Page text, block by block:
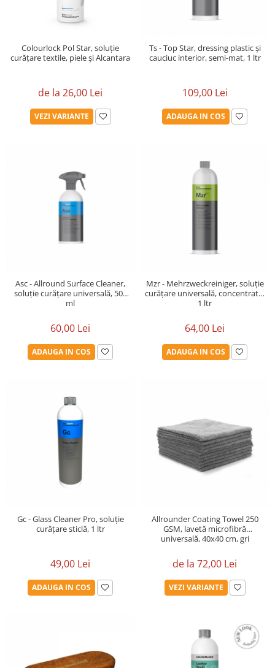
Colourlock Pol Star, soluție
curățare textile, piele și Alcantara
de la 26,00 Lei
VEZI VARIANTE
Ts - Top Star, dressing plastic și
cauciuc interior, semi-mat, 1 ltr
109,00 Lei
ADAUGA IN COS
Asc - Allround Surface Cleaner,
soluție curățare universală, 500
ml
60,00 Lei
ADAUGA IN COS
Mzr - Mehrzweckreiniger, soluție
curățare universală, concentrată,
1 ltr
64,00 Lei
ADAUGA IN COS
Gc - Glass Cleaner Pro, soluție
curățare sticlă, 1 ltr
49,00 Lei
ADAUGA IN COS
Allrounder Coating Towel 250
GSM, lavetă microfibră
universală, 40x40 cm, gri
de la 72,00 Lei
VEZI VARIANTE